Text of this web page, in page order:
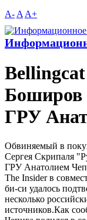
A- A A+
Bellingcat
Боширов
ГРУ
Обвиняемый в
Сергея Скрипаля
ГРУ Анатолием
The Insider в
би-си удалось
несколько
источников.Как